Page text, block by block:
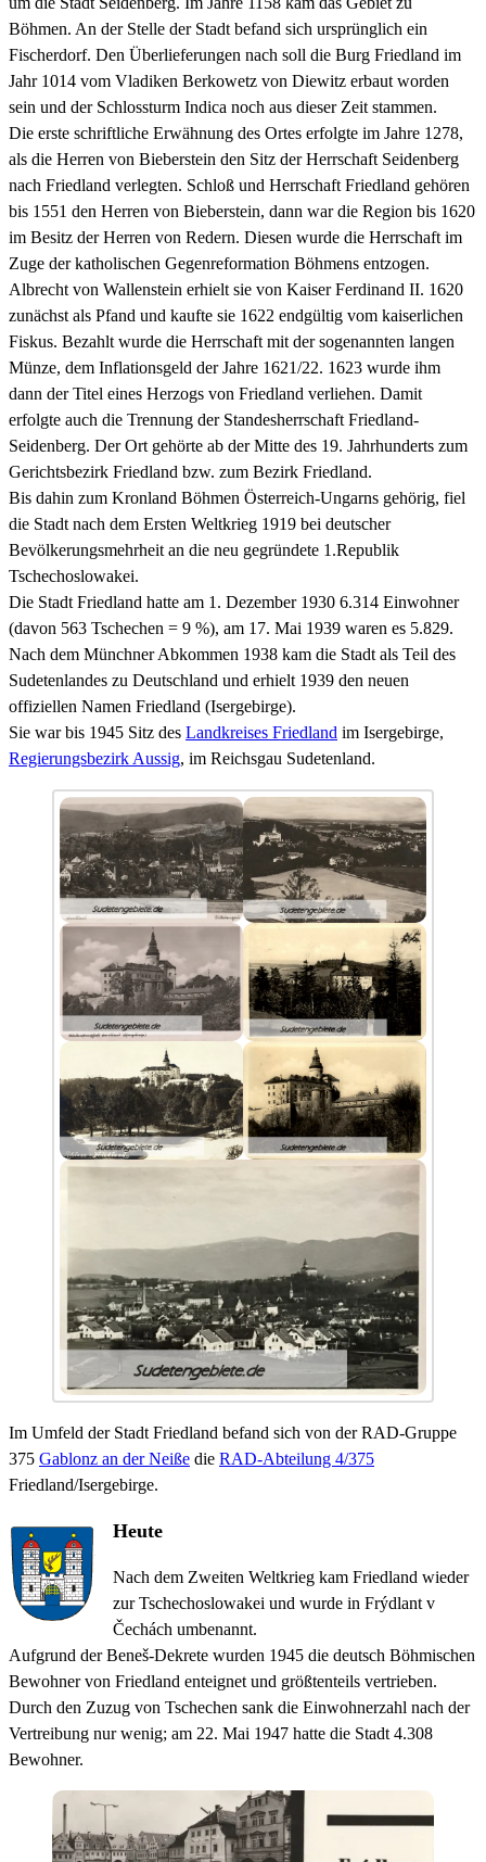
Böhmen. An der Stelle der Stadt befand sich ursprünglich ein
Fischerdorf. Den Überlieferungen nach soll die Burg Friedland im
Jahr 1014 vom Vladiken Berkowetz von Diewitz erbaut worden
sein und der Schlossturm Indica noch aus dieser Zeit stammen.
Die erste schriftliche Erwähnung des Ortes erfolgte im Jahre 1278,
als die Herren von Bieberstein den Sitz der Herrschaft Seidenberg
nach Friedland verlegten. Schloß und Herrschaft Friedland gehören
bis 1551 den Herren von Bieberstein, dann war die Region bis 1620
im Besitz der Herren von Redern. Diesen wurde die Herrschaft im
Zuge der katholischen Gegenreformation Böhmens entzogen.
Albrecht von Wallenstein erhielt sie von Kaiser Ferdinand II. 1620
zunächst als Pfand und kaufte sie 1622 endgültig vom kaiserlichen
Fiskus. Bezahlt wurde die Herrschaft mit der sogenannten langen
Münze, dem Inflationsgeld der Jahre 1621/22. 1623 wurde ihm
dann der Titel eines Herzogs von Friedland verliehen. Damit
erfolgte auch die Trennung der Standesherrschaft Friedland-
Seidenberg. Der Ort gehörte ab der Mitte des 19. Jahrhunderts zum
Gerichtsbezirk Friedland bzw. zum Bezirk Friedland.
Bis dahin zum Kronland Böhmen Österreich-Ungarns gehörig, fiel
die Stadt nach dem Ersten Weltkrieg 1919 bei deutscher
Bevölkerungsmehrheit an die neu gegründete 1.Republik
Tschechoslowakei.
Die Stadt Friedland hatte am 1. Dezember 1930 6.314 Einwohner
(davon 563 Tschechen = 9 %), am 17. Mai 1939 waren es 5.829.
Nach dem Münchner Abkommen 1938 kam die Stadt als Teil des
Sudetenlandes zu Deutschland und erhielt 1939 den neuen
offiziellen Namen Friedland (Isergebirge).
Sie war bis 1945 Sitz des Landkreises Friedland im Isergebirge,
Regierungsbezirk Aussig, im Reichsgau Sudetenland.
Im Umfeld der Stadt Friedland befand sich von der RAD-Gruppe
375 Gablonz an der Neiße die RAD-Abteilung 4/375
Friedland/Isergebirge.
Heute
Nach dem Zweiten Weltkrieg kam Friedland wieder
zur Tschechoslowakei und wurde in Frýdlant v
Čechách umbenannt.
Aufgrund der Beneš-Dekrete wurden 1945 die deutsch Böhmischen
Bewohner von Friedland enteignet und größtenteils vertrieben.
Durch den Zuzug von Tschechen sank die Einwohnerzahl nach der
Vertreibung nur wenig; am 22. Mai 1947 hatte die Stadt 4.308
Bewohner.